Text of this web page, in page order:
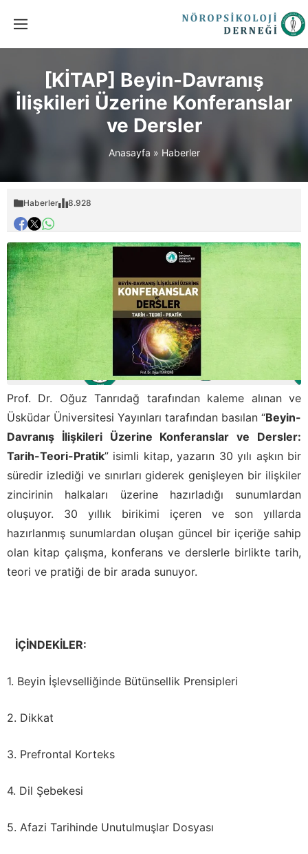
[KİTAP] Beyin-Davranış
İlişkileri Üzerine Konferanslar
ve Dersler
Anasayfa » Haberler
Haberler 8.928
Prof. Dr. Oğuz Tanrıdağ tarafından kaleme alınan ve
Üsküdar Üniversitesi Yayınları tarafından basılan “Beyin-
Davranış İlişkileri Üzerine Konferanslar ve Dersler:
Tarih-Teori-Pratik” isimli kitap, yazarın 30 yılı aşkın bir
süredir izlediği ve sınırları giderek genişleyen bir ilişkiler
zincirinin halkaları üzerine hazırladığı sunumlardan
oluşuyor. 30 yıllık birikimi içeren ve son yıllarda
hazırlanmış sunumlardan oluşan güncel bir içeriğe sahip
olan kitap çalışma, konferans ve derslerle birlikte tarih,
teori ve pratiği de bir arada sunuyor.
İÇİNDEKİLER:
1. Beyin İşlevselliğinde Bütünsellik Prensipleri
2. Dikkat
3. Prefrontal Korteks
4. Dil Şebekesi
5. Afazi Tarihinde Unutulmuşlar Dosyası